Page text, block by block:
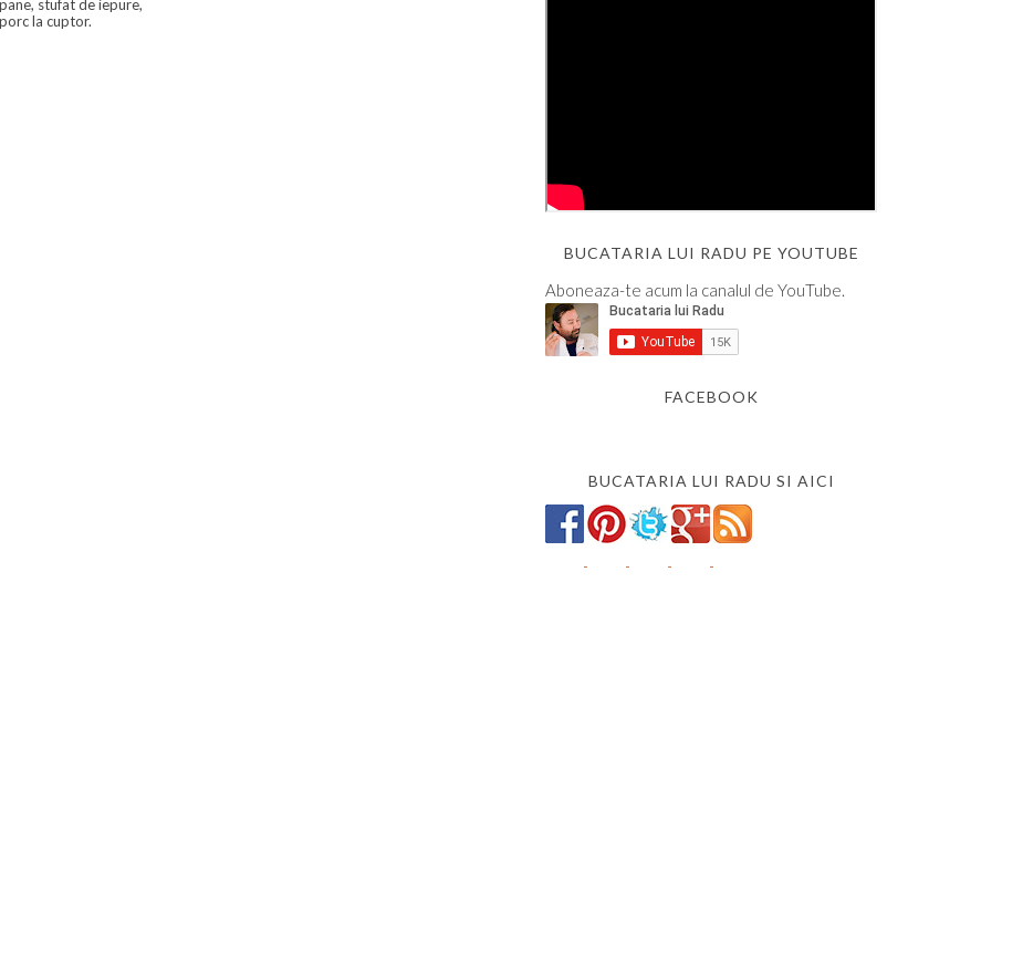
stufat de iepure,
la cuptor.
BUCATARIA LUI RADU PE YOUTUBE
Aboneaza-te acum la canalul de YouTube.
FACEBOOK
BUCATARIA LUI RADU SI AICI